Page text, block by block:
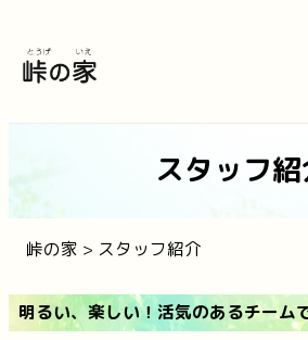
スタッフ
峠の家 > スタッフ紹介
明るい、楽しい！活気のあるチーム